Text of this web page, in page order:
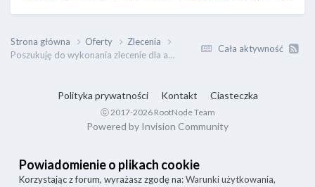
Cała aktywność
Strona główna Oferty
Zlecenia
Poszukuję do wykonania zlecenie dla administratora
Polityka prywatności Kontakt Ciasteczka
ⓒ 2017-2026 RootNode Team
Powered by Invision Community
Powiadomienie o plikach cookie
Korzystając z forum, wyrażasz zgodę na:Warunki użytkowania,